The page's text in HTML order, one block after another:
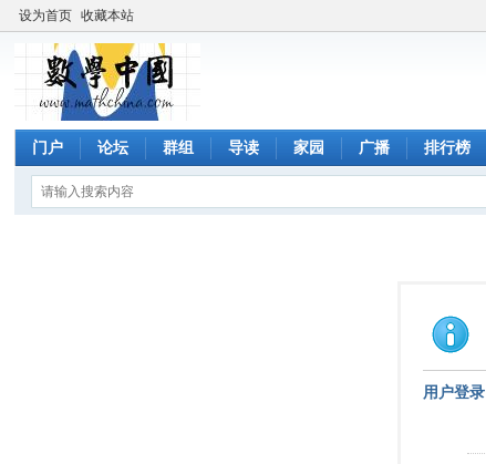
设为首页 收藏本站
门户 论坛 群组 导读 家园 广播 排行榜
用户登录